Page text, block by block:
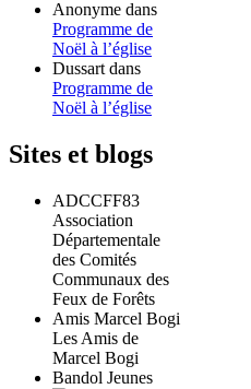
Anonyme dans
Programme de
Noël à l’église
Dussart dans
Programme de
Noël à l’église
Sites et blogs
ADCCFF83
Association
Départementale
des Comités
Communaux des
Feux de Forêts
Amis Marcel Bogi
Les Amis de
Marcel Bogi
Bandol Jeunes